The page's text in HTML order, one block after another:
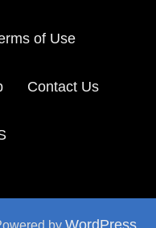
of Use
Contact Us